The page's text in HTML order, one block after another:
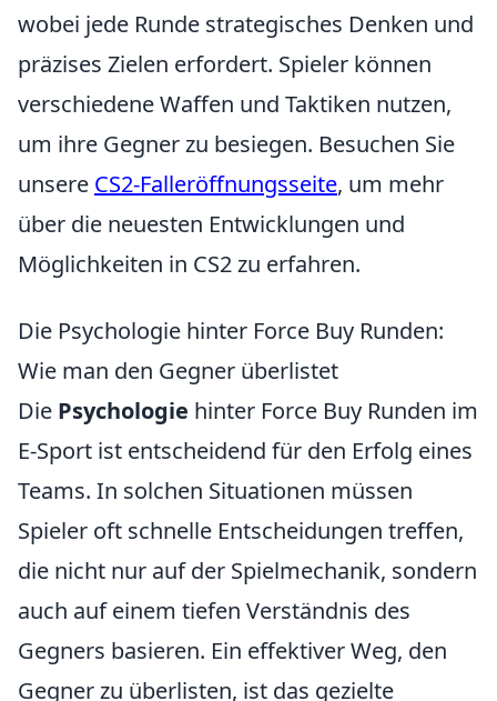
wobei jede Runde strategisches Denken und
präzises Zielen erfordert. Spieler können
verschiedene Waffen und Taktiken nutzen,
um ihre Gegner zu besiegen. Besuchen Sie
unsere CS2-Falleröffnungsseite, um mehr
über die neuesten Entwicklungen und
Möglichkeiten in CS2 zu erfahren.
Die Psychologie hinter Force Buy Runden:
Wie man den Gegner überlistet
Die Psychologie hinter Force Buy Runden im
E-Sport ist entscheidend für den Erfolg eines
Teams. In solchen Situationen müssen
Spieler oft schnelle Entscheidungen treffen,
die nicht nur auf der Spielmechanik, sondern
auch auf einem tiefen Verständnis des
Gegners basieren. Ein effektiver Weg, den
Gegner zu überlisten, ist das gezielte